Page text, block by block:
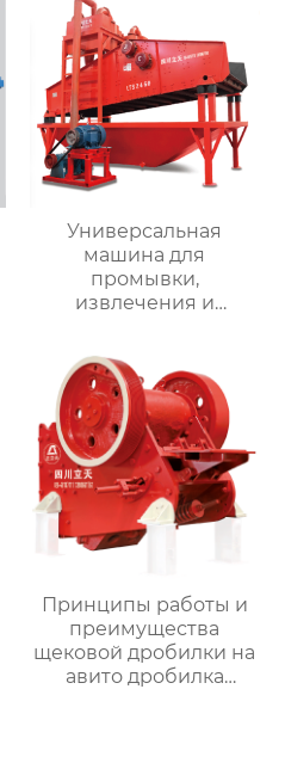
Универсальная
машина для
промывки,
извлечения и
Принципы работы и
преимущества
щековой дробилки на
авито дробилка